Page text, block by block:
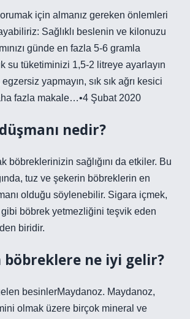
için almanız gereken önlemleri
Sağlıklı beslenin ve kilonuzu
günde en fazla 5-6 gramla
su tüketiminizi 1,5-2 litreye ayarlayın
yapmayın, sık sık ağrı kesici
fazla makale…•4 Şubat 2020
nedir?
böbreklerinizin sağlığını da etkiler. Bu
tuz ve şekerin böbreklerin en
olduğu söylenebilir. Sigara içmek,
böbrek yetmezliğini teşvik eden
biridir.
böbreklere ne iyi gelir?
besinlerMaydanoz. Maydanoz,
olmak üzere birçok mineral ve